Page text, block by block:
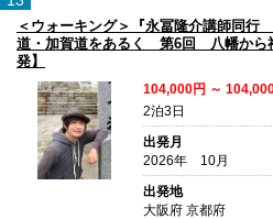
＜ウォーキング＞『永冨隆介講師同
道・加賀道をあるく 第6回 八幡から
発】
104,000円 ～
2泊3日
出発月
2026年 10月
出発地
大阪府 京都府